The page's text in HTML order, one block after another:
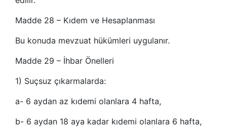
Madde 28 – Kıdem ve Hesaplanması
Bu konuda mevzuat hükümleri uygulanır.
Madde 29 – İhbar Önelleri
1) Suçsuz çıkarmalarda:
a- 6 aydan az kıdemi olanlara 4 hafta,
b- 6 aydan 18 aya kadar kıdemi olanlara 6 hafta,